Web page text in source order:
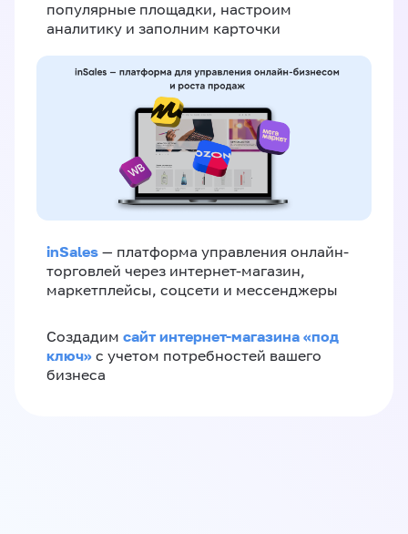
популярные площадки, настроим
аналитику и заполним карточки
inSales — платформа управления онлайн-
торговлей через интернет-магазин,
маркетплейсы, соцсети и мессенджеры
Создадим сайт интернет-магазина «под
ключ» с учетом потребностей вашего
бизнеса